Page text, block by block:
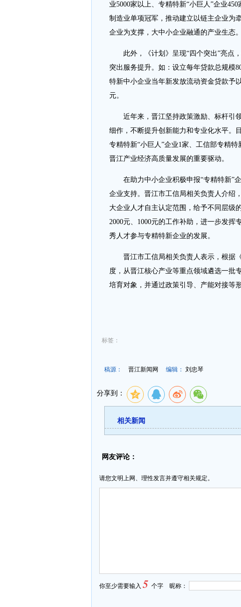
业5000家以上、专精特新“小巨人”企业
制造业单项冠军，推动建立以链主企业为
企业为支撑，大中小企业融通的产业生态。
此外，《计划》呈现“四个突出”亮点，
突出服务提升。如：设立每年贷款总规模
特新中小企业当年新发放流动资金贷款予
元。
近年来，晋江坚持政策激励、标杆引领
细作，不断提升创新能力和专业化水平。
专精特新“小巨人”企业1家、工信部专精
晋江产业经济高质量发展的重要驱动。
在助力中小企业积极申报“专精特新”企
企业支持。晋江市工信局相关负责人介绍
大企业人才自主认定范围，给予不同层级
2000元、1000元的工作补助，进一步发
秀人才参与专精特新企业的发展。
晋江市工信局相关负责人表示，根据《
度，从晋江核心产业等重点领域遴选一批
培育对象，并通过政策引导、产能对接等
标签：
稿源： 晋江新闻网 编辑： 刘忠琴
分享到：
相关新闻
网友评论：
请您文明上网、理性发言并遵守相关规定。
你至少需要输入5 个字 昵称：